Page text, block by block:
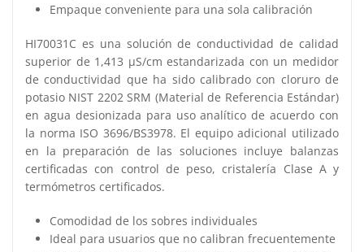
Empaque conveniente para una sola calibración
HI70031C es una solución de conductividad de calidad
superior de 1,413 μS/cm estandarizada con un medidor
de conductividad que ha sido calibrado con cloruro de
potasio NIST 2202 SRM (Material de Referencia Estándar)
en agua desionizada para uso analítico de acuerdo con
la norma ISO 3696/BS3978. El equipo adicional utilizado
en la preparación de las soluciones incluye balanzas
certificadas con control de peso, cristalería Clase A y
termómetros certificados.
Comodidad de los sobres individuales
Ideal para usuarios que no calibran frecuentemente